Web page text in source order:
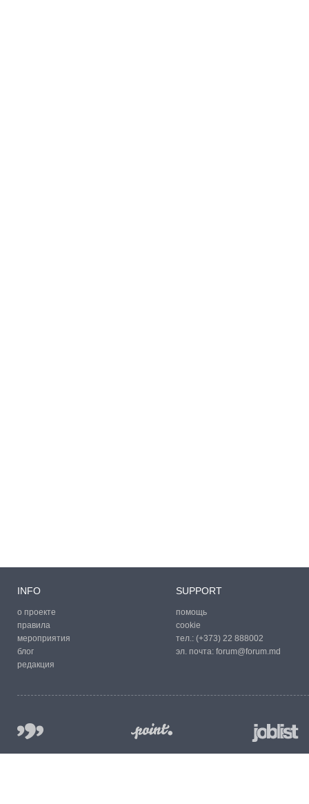
INFO
о проекте
правила
мероприятия
блог
редакция
SUPPORT
помощь
cookie
тел.: (+373) 22 888002
эл. почта: forum@forum.md